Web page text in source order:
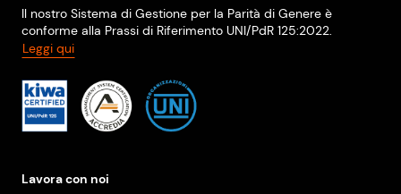
Il nostro Sistema di Gestione per la Parità di Genere è
conforme alla Prassi di Riferimento UNI/PdR 125:2022.
Leggi qui
Lavora con noi